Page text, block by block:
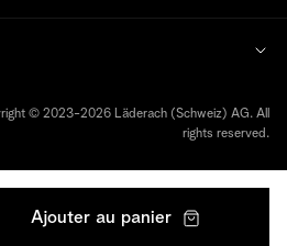
Ajouter au panier
© 2023-2026 Läderach (Schweiz) AG. All
rights reserved.